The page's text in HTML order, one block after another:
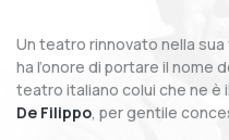
Un teatro rinnovato nella
ha l’onore di portare il nome
teatro italiano colui che ne è
De Filippo, per gentile